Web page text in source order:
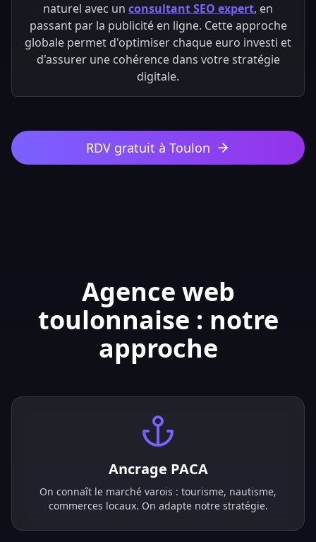
naturel avec un consultant SEO expert, en
passant par la publicité en ligne. Cette approche
globale permet d'optimiser chaque euro investi et
d'assurer une cohérence dans votre stratégie
digitale.
RDV gratuit à Toulon
Agence web
toulonnaise : notre
approche
Ancrage PACA
On connaît le marché varois : tourisme, nautisme,
commerces locaux. On adapte notre stratégie.